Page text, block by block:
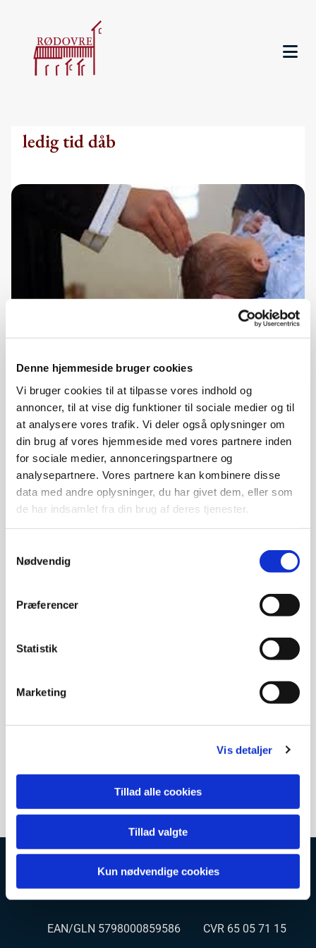
Denne hjemmeside bruger cookies
Vi bruger cookies til at tilpasse vores indhold og
annoncer, til at vise dig funktioner til sociale medier og til
at analysere vores trafik. Vi deler også oplysninger om
din brug af vores hjemmeside med vores partnere inden
for sociale medier, annonceringspartnere og
analysepartnere. Vores partnere kan kombinere disse
data med andre oplysninger, du har givet dem, eller som
de har indsamlet fra din brug af deres tjenester.
Nødvendig
Præferencer
Statistik
Marketing
Vis detaljer
Tillad alle cookies
Tillad valgte
Kun nødvendige cookies
ledig tid dåb
Søndag 27. juni 2027, kl. 10:30
For at blive barnedøbt i Rødovre kirke skal:
barnet være født og have fået sit cpr-nummer og
og at barnet skal døbes.
mindst én af barnets forældre bo i Rødovre
have en tilknytning til Rødovre sogn f.eks.
tidl. boet i Rødovre sogn
Kontakt venligst Rødovre kirkekontor, roedovre.sogn@km.dk
Rødovre kirke og kirkegård
EAN/GLN 5798000859586 CVR 65 05 71 15